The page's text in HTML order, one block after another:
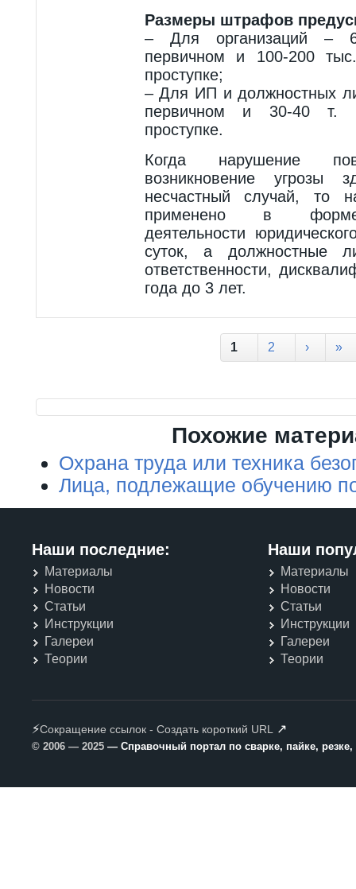
Размеры штрафов
– Для организаций –
первичном и 100-200
проступке;
– Для ИП и должностных
первичном и 30-40 т.
проступке.
Когда нарушение
возникновение угрозы
несчастный случай, то
применено в форме
деятельности
суток, а должностные
ответственности,
года до 3 лет.
1 2 › »
Похожие
Охрана труда или техника
Лица, подлежащие обучению
Наши последние:
Материалы
Новости
Статьи
Инструкции
Галереи
Теории
Наши
Материалы
Новости
Статьи
Инструкции
Галереи
Теории
⚡Сокращение ссылок - Создать короткий URL ↗
© 2006 — 2025 — Справочный портал по сварке, пайке,